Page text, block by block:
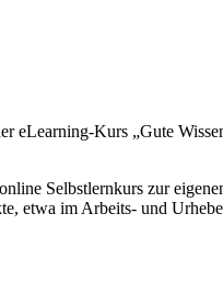
eLearning-Kurs „Gute
Selbstlernkurs zur
etwa im Arbeits- und